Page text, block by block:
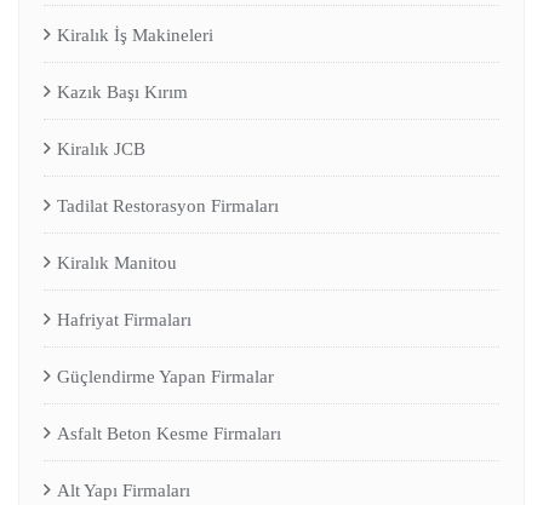
Kiralık İş Makineleri
Kazık Başı Kırım
Kiralık JCB
Tadilat Restorasyon Firmaları
Kiralık Manitou
Hafriyat Firmaları
Güçlendirme Yapan Firmalar
Asfalt Beton Kesme Firmaları
Alt Yapı Firmaları